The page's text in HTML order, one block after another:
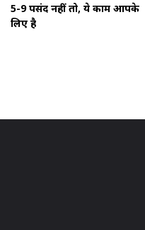
5-9 पसंद नहीं तो, ये काम आपके
लिए है